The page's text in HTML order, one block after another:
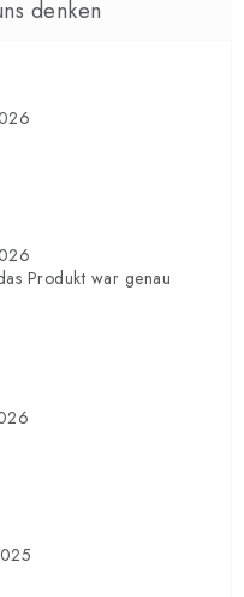
Produkt war genau